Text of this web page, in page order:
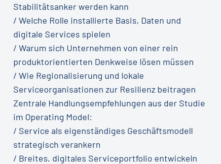
Stabilitätsanker werden kann
/ Welche Rolle installierte Basis, Daten und
digitale Services spielen
/ Warum sich Unternehmen von einer rein
produktorientierten Denkweise lösen müssen
/ Wie Regionalisierung und lokale
Serviceorganisationen zur Resilienz beitragen
Zentrale Handlungsempfehlungen aus der Studie
im Operating Model:
/ Service als eigenständiges Geschäftsmodell
strategisch verankern
/ Breites, digitales Serviceportfolio entwickeln